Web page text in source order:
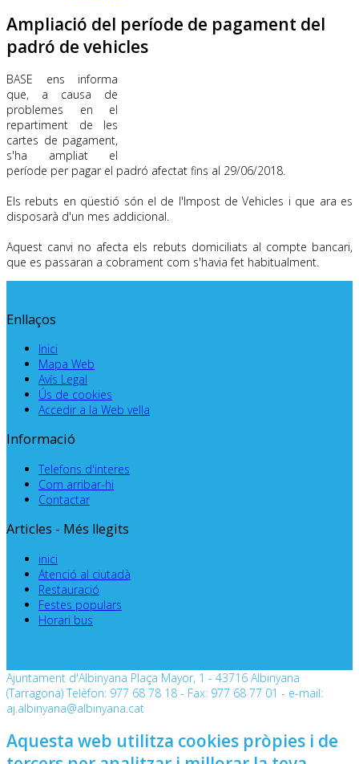
Ampliació del període de pagament del
padró de vehicles
BASE ens informa
que, a causa de
problemes en el
repartiment de les
cartes de pagament,
s'ha ampliat el
període per pagar el padró afectat fins al 29/06/2018.
Els rebuts en qüestió són el de l'Impost de Vehicles i que ara es
disposarà d'un mes addicional.
Aquest canvi no afecta els rebuts domiciliats al compte bancari,
que es passaran a cobrament com s'havia fet habitualment.
Enllaços
Inici
Mapa Web
Avís Legal
Ús de cookies
Accedir a la Web vella
Informació
Telefons d'interes
Com arribar-hi
Contactar
Articles - Més llegits
inici
Atenció al ciutadà
Restauració
Festes populars
Horari bus
Ajuntament d'Albinyana Plaça Mayor, 1 - 43716 Albinyana
(Tarragona) Telèfon: 977 68 78 18 - Fax: 977 68 77 01 - e-mail:
aj.albinyana@albinyana.cat
Aquesta web utilitza cookies pròpies i de